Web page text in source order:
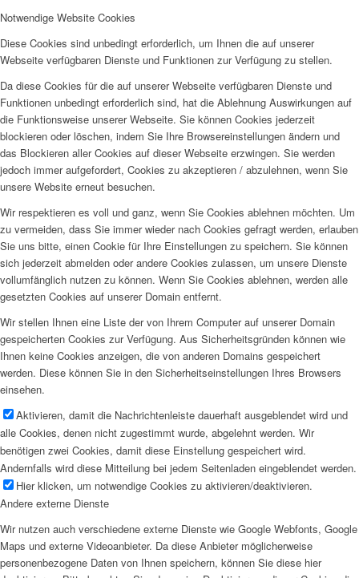
Notwendige Website Cookies
Diese Cookies sind unbedingt erforderlich, um Ihnen die auf unserer
Webseite verfügbaren Dienste und Funktionen zur Verfügung zu stellen.
Da diese Cookies für die auf unserer Webseite verfügbaren Dienste und
Funktionen unbedingt erforderlich sind, hat die Ablehnung Auswirkungen auf
die Funktionsweise unserer Webseite. Sie können Cookies jederzeit
blockieren oder löschen, indem Sie Ihre Browsereinstellungen ändern und
das Blockieren aller Cookies auf dieser Webseite erzwingen. Sie werden
jedoch immer aufgefordert, Cookies zu akzeptieren / abzulehnen, wenn Sie
unsere Website erneut besuchen.
Wir respektieren es voll und ganz, wenn Sie Cookies ablehnen möchten. Um
zu vermeiden, dass Sie immer wieder nach Cookies gefragt werden, erlauben
Sie uns bitte, einen Cookie für Ihre Einstellungen zu speichern. Sie können
sich jederzeit abmelden oder andere Cookies zulassen, um unsere Dienste
vollumfänglich nutzen zu können. Wenn Sie Cookies ablehnen, werden alle
gesetzten Cookies auf unserer Domain entfernt.
Wir stellen Ihnen eine Liste der von Ihrem Computer auf unserer Domain
gespeicherten Cookies zur Verfügung. Aus Sicherheitsgründen können wie
Ihnen keine Cookies anzeigen, die von anderen Domains gespeichert
werden. Diese können Sie in den Sicherheitseinstellungen Ihres Browsers
einsehen.
Aktivieren, damit die Nachrichtenleiste dauerhaft ausgeblendet wird und
alle Cookies, denen nicht zugestimmt wurde, abgelehnt werden. Wir
benötigen zwei Cookies, damit diese Einstellung gespeichert wird.
Andernfalls wird diese Mitteilung bei jedem Seitenladen eingeblendet werden.
Hier klicken, um notwendige Cookies zu aktivieren/deaktivieren.
Andere externe Dienste
Wir nutzen auch verschiedene externe Dienste wie Google Webfonts, Google
Maps und externe Videoanbieter. Da diese Anbieter möglicherweise
personenbezogene Daten von Ihnen speichern, können Sie diese hier